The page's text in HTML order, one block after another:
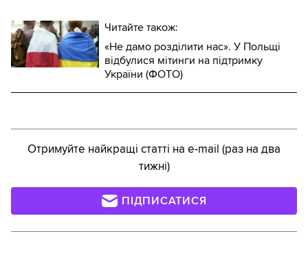
Читайте також:
«Не дамо розділити нас». У Польщі
відбулися мітинги на підтримку
України (ФОТО)
Отримуйте найкращі статті на e-mail (раз на два
тижні)
ПІДПИСАТИСЯ